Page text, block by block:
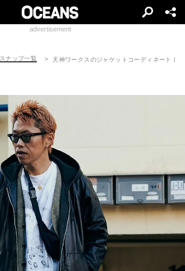
advertisement
スナップ一覧 天神ワークスのジャケットコーディネート |